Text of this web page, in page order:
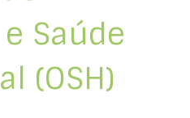
Saúde
(OSH)